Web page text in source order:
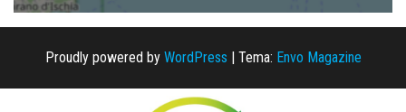
Proudly powered by WordPress Tema: Envo Magazine